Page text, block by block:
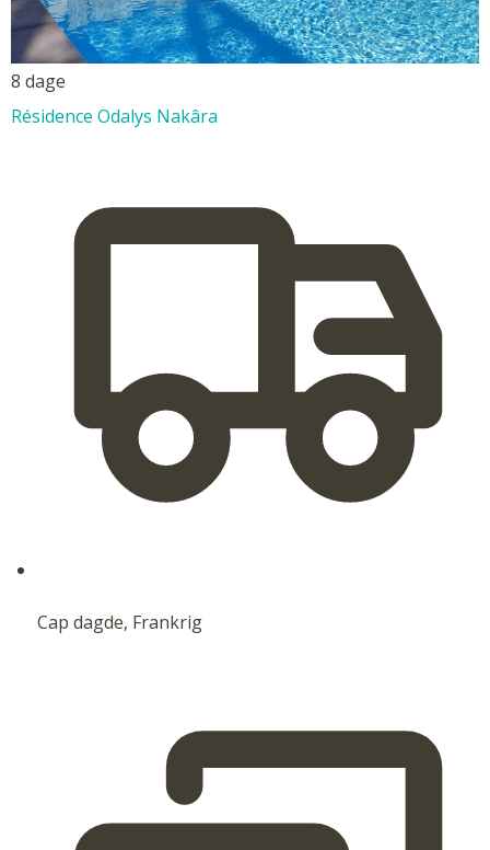
8 dage
Résidence Odalys Nakâra
Cap dagde, Frankrig